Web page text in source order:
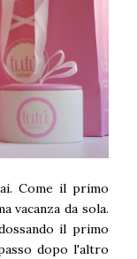
Come il primo
vacanza da sola.
il primo
dopo l'altro